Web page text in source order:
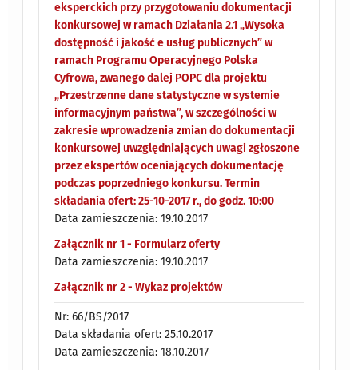
eksperckich przy przygotowaniu dokumentacji
konkursowej w ramach Działania 2.1 „Wysoka
dostępność i jakość e usług publicznych” w
ramach Programu Operacyjnego Polska
Cyfrowa, zwanego dalej POPC dla projektu
„Przestrzenne dane statystyczne w systemie
informacyjnym państwa”, w szczególności w
zakresie wprowadzenia zmian do dokumentacji
konkursowej uwzględniających uwagi zgłoszone
przez ekspertów oceniających dokumentację
podczas poprzedniego konkursu. Termin
składania ofert: 25-10-2017 r., do godz. 10:00
Data zamieszczenia: 19.10.2017
Załącznik nr 1 - Formularz oferty
Data zamieszczenia: 19.10.2017
Załącznik nr 2 - Wykaz projektów
Nr: 66/BS/2017
Data składania ofert: 25.10.2017
Data zamieszczenia: 18.10.2017